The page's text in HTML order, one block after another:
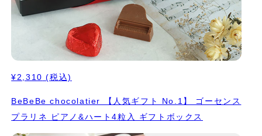
¥2,310 (税込)
BeBeBe chocolatier 【人気ギフト No.1】 ゴーセンス
プラリネ ピアノ&ハート4粒入 ギフトボックス